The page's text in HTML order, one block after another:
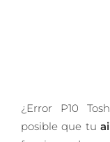
¿Error P10
posible que tu